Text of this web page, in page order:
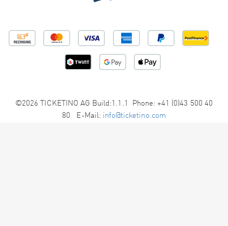
©2026 TICKETINO AG Build:1.1.1 Phone: +41 (0)43 500 40
80 E-Mail: info@ticketino.com